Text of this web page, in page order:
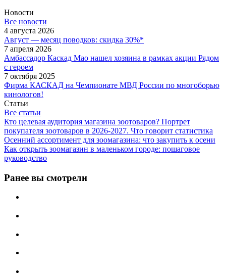
Новости
Все новости
4 августа 2026
Август — месяц поводков: скидка 30%*
7 апреля 2026
Амбассадор Каскад Мао нашел хозяина в рамках акции Рядом
с героем
7 октября 2025
Фирма КАСКАД на Чемпионате МВД России по многоборью
кинологов!
Статьи
Все статьи
Кто целевая аудитория магазина зоотоваров? Портрет
покупателя зоотоваров в 2026-2027. Что говорит статистика
Осенний ассортимент для зоомагазина: что закупить к осени
Как открыть зоомагазин в маленьком городе: пошаговое
руководство
Ранее вы смотрели